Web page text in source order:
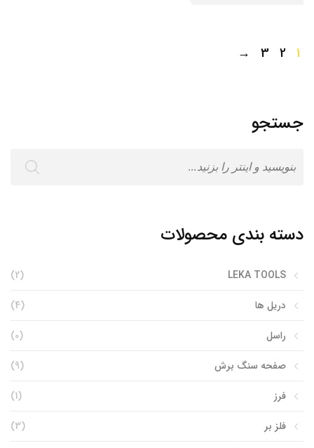
1
2
3
→
جستجو
دسته بندی محصولات
LEKA TOOLS
(2)
دریل ها
(4)
راسل
(0)
صفحه سنگ برش
(9)
فرز
(1)
فلز بر
(3)